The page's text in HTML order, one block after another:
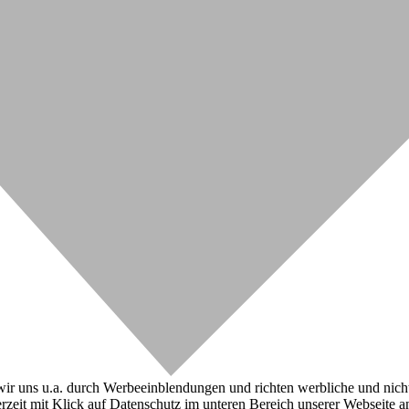
uns u.a. durch Werbeeinblendungen und richten werbliche und
mit Klick auf Datenschutz im unteren Bereich unserer Webseite